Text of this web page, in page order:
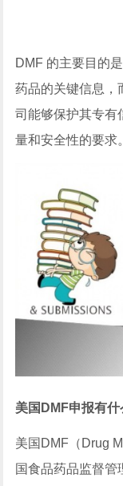
DMF 的主要目的
药品的关键信息，
司能够保护其专有
量和安全性的要求。
美国DMF申报有什
美国DMF（Drug
国食品药品监督